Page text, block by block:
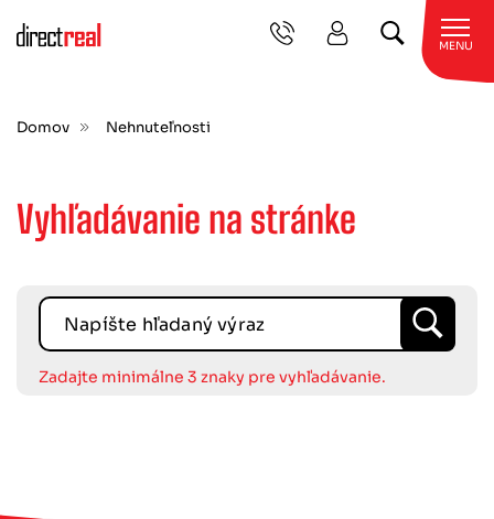
MENU
Domov Nehnuteľnosti
Vyhľadávanie na stránke
Napíšte hľadaný výraz
Zadajte minimálne 3 znaky pre vyhľadávanie.